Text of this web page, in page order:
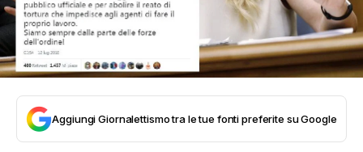
Aggiungi Giornalettismo tra le tue fonti preferite su Google